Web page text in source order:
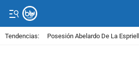
Tendencias: Posesión Abelardo De La